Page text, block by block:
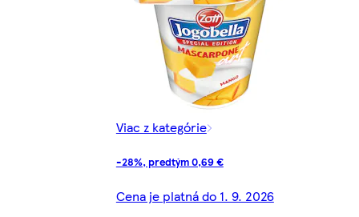
Viac z kategórie
-28%, predtým 0,69 €
Cena je platná do 1. 9. 2026